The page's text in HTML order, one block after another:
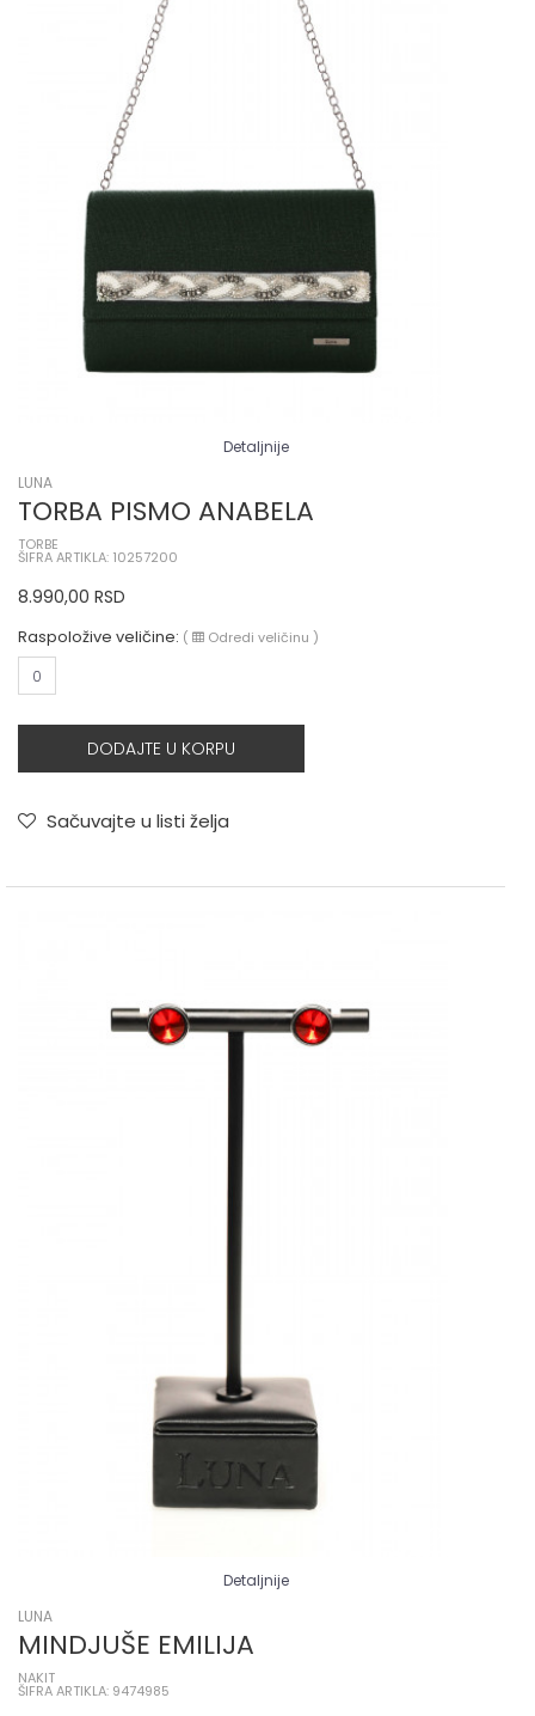
Detaljnije
LUNA
TORBA PISMO ANABELA
TORBE
ŠIFRA ARTIKLA: 10257200
8.990,00 RSD
Raspoložive veličine: ( Odredi veličinu )
0
DODAJTE U KORPU
Sačuvajte u listi želja
Detaljnije
LUNA
MINDJUŠE EMILIJA
NAKIT
ŠIFRA ARTIKLA: 9474985